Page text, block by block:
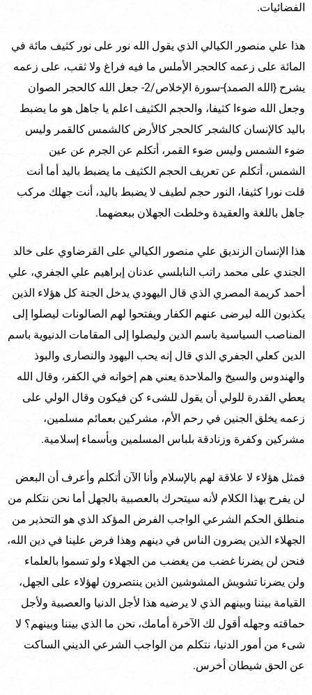
الفضائيات.
هذا علي منصور الكيالي الذي يقول الله نور على نور كثيف مائة في
المائة على زعمه كالحجر الأملس ما فيه فراغ ولا ثقب، على زعمه
يشرح {الله الصمد}-سورة الإخلاص/2- جعل الله كالحجر الصوان
وجعل الله ضوءا كثيفا، والحجم الكثيف اعلم يا جاهل هو ما يضبط
باليد كالإنسان كالشجر كالحجر كالأرض كالشمس كالقمر وليس
ضوء الشمس وليس ضوء القمر، أتكلم عن الجرم عن عين
الشمس، أتكلم عن تعريف الحجم الكثيف ما يضبط باليد أما أنت
قلت نورا كثيفا، النور حجم لطيف لا يضبط باليد، أنت جهلك مركب
جاهل باللغة والعقيدة وخلطت الجهلان ببعضهما.
هذا الإنسان الزنديق علي منصور الكيالي على القرضاوي على خالد
الجندي على محمد راتب النابلسي عدنان إبراهيم علي الجفري، علي
أحمد كريمة المصري الذي قال اليهودي يدخل الجنة كل هؤلاء الذين
يكذبون الله ليرضى عنهم الكفار ويفتحوا لهم الصالونات ليصلوا إلى
المناصب السياسية باسم الدين وليصلوا إلى المقامات الدنيوية باسم
الدين كعلي الجفري الذي قال إنه يحب اليهود والنصارى والبوذ
والهندوس والسيخ والملاحدة يعني هم إخوانه في الكفر، وقال الله
يعطي القدرة للولي أن يقول للشىء كن فيكون وقال الولي على
زعمه يخلق الجنين في رحم الأم، مشركين بعمائم مسلمين،
مشركين وكفرة وزنادقة بلباس المسلمين وبأسماء إسلامية.
فمثل هؤلاء لا علاقة لهم بالإسلام وأنا الآن أتكلم وأعرف أن البعض
لن يفرح بهذا الكلام لأنه سيتحرك بالعصبية بالجهل أما نحن نتكلم من
منطلق الحكم الشرعي الواجب الفرض المؤكد الذي هو التحذير من
الجهلاء الذين يضرون الناس في دينهم وهذا فرض علينا في دين الله،
فنحن لن يضرنا غضب من يغضب من الجهلاء ولو تسموا بالعلماء
ولن يضرنا تشويش المشوشين الذين ينتصرون لهؤلاء على الجهل،
القيامة بيننا وبينهم الذي لا يرضيه هذا لأجل الدنيا والعصبية ولأجل
حماقته وجهله أقول لك الآخرة أمامك، نحن ما الذي بيننا وبينهم؟ لا
شىء من أمور الدنيا، نتكلم من الواجب الشرعي الديني الساكت
عن الحق شيطان أخرس.